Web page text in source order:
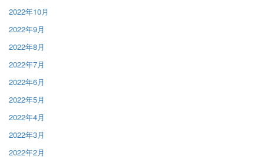
2022年10月
2022年9月
2022年8月
2022年7月
2022年6月
2022年5月
2022年4月
2022年3月
2022年2月